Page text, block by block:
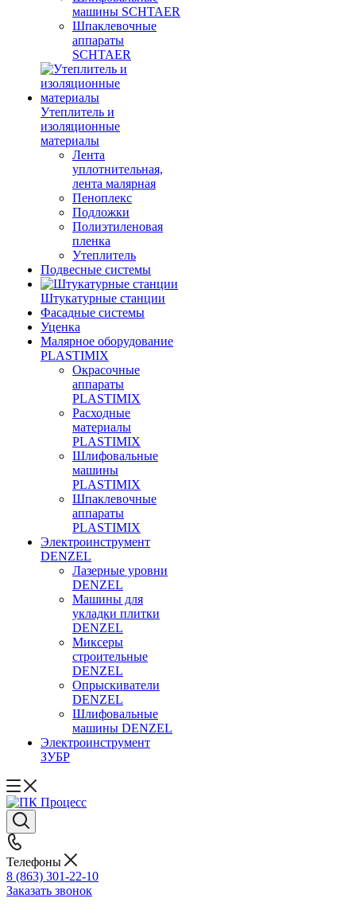
машины SCHTAER
Шпаклевочные
аппараты
SCHTAER
Утеплитель и
изоляционные
материалы
Лента
уплотнительная,
лента малярная
Пеноплекс
Подложки
Полиэтиленовая
пленка
Утеплитель
Подвесные системы
Штукатурные станции
Фасадные системы
Уценка
Малярное оборудование
PLASTIMIX
Окрасочные
аппараты
PLASTIMIX
Расходные
материалы
PLASTIMIX
Шлифовальные
машины
PLASTIMIX
Шпаклевочные
аппараты
PLASTIMIX
Электроинструмент
DENZEL
Лазерные уровни
DENZEL
Машины для
укладки плитки
DENZEL
Миксеры
строительные
DENZEL
Опрыскиватели
DENZEL
Шлифовальные
машины DENZEL
Электроинструмент
ЗУБР
Телефоны
8 (863) 301-22-10
Заказать звонок